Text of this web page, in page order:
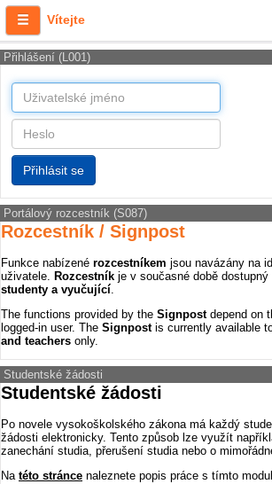
Vítejte
Přihlášení (L001)
Portálový rozcestník (S087)
Rozcestník / Signpost
Funkce nabízené rozcestníkem jsou navázány na
uživatele. Rozcestník je v současné době dostupný
studenty a vyučující.
The functions provided by the Signpostdepend on
logged-in user. The Signpostis currently available
and teachers only.
Studentské žádosti
Studentské žádosti
Po novele vysokoškolského zákona má každý
žádosti elektronicky. Tento způsob lze využít
zanechání studia, přerušení studia nebo o
Na této stránce naleznete popis práce s tímto